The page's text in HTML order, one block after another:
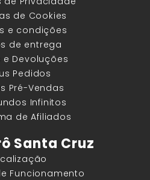
de Cookies
e condições
de entrega
e Devoluções
Pedidos
Pré-Vendas
Infinitos
de Afiliados
Santa Cruz
Funcionamento